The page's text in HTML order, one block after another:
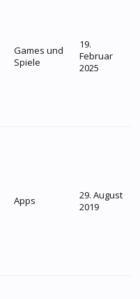
Games und
Spiele
19.
Februar
2025
Apps
29. August
2019